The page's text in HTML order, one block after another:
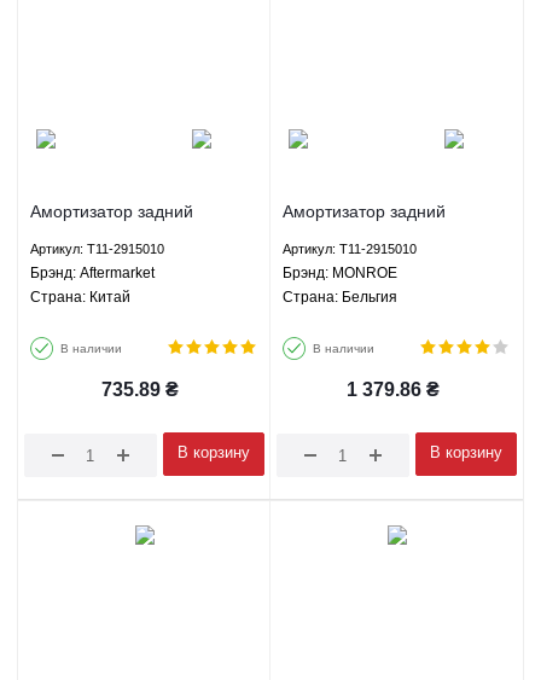
Амортизатор задний
Лифан X60 Aftermarket T11-
2915010
Артикул: T11-2915010
Брэнд: Aftermarket
Страна: Китай
В наличии
735.89 ₴
В корзину
Амортизатор задний
Лифан X60 MONROE T11-
2915010
Артикул: T11-2915010
Брэнд: MONROE
Страна: Бельгия
В наличии
1 379.86₴
В корзину